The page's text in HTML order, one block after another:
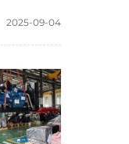
2025-09-04